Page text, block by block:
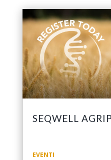
SEQWELL
EVENTI